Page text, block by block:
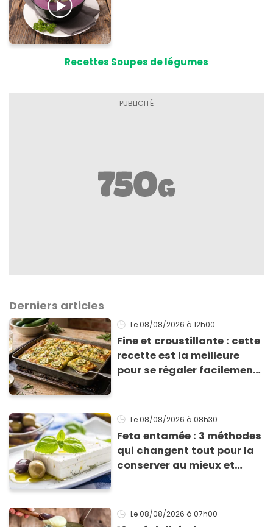
Recettes Soupes de légumes
Derniers articles
Le 08/08/2026 à 12h00
Fine et croustillante : cette
recette est la meilleure
pour se régaler facilement
Le 08/08/2026 à 08h30
Feta entamée : 3 méthodes
qui changent tout pour la
conserver au mieux et
Le 08/08/2026 à 07h00